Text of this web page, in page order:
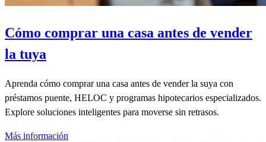
Cómo comprar una casa antes de vender
la tuya
Aprenda cómo comprar una casa antes de vender la suya con
préstamos puente, HELOC y programas hipotecarios especializados.
Explore soluciones inteligentes para moverse sin retrasos.
Más información